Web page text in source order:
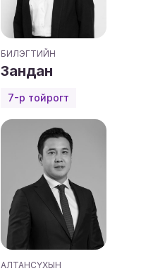
БИЛЭГТИЙН
Зандан
7-р тойрогт
АЛТАНСҮХЫН